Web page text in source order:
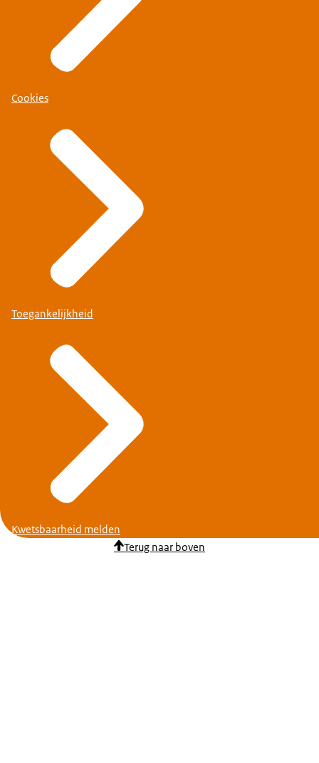
Cookies
Toegankelijkheid
Kwetsbaarheid melden
Terug naar boven